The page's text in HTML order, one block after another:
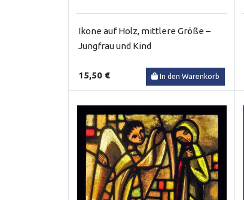
Ikone auf Holz, mittlere Größe –
Jungfrau und Kind
15,50 € In den Warenkorb